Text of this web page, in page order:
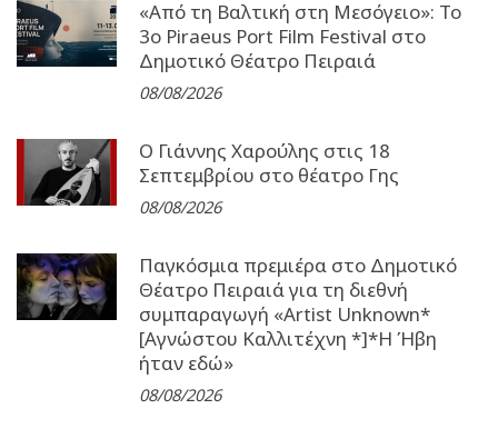
«Από τη Βαλτική στη Μεσόγειο»: Το
3o Piraeus Port Film Festival στο
Δημοτικό Θέατρο Πειραιά
08/08/2026
Ο Γιάννης Χαρούλης στις 18
Σεπτεμβρίου στο θέατρο Γης
08/08/2026
Παγκόσμια πρεμιέρα στο Δημοτικό
Θέατρο Πειραιά για τη διεθνή
συμπαραγωγή «Artist Unknown*
[Αγνώστου Καλλιτέχνη *]*Η Ήβη
ήταν εδώ»
08/08/2026